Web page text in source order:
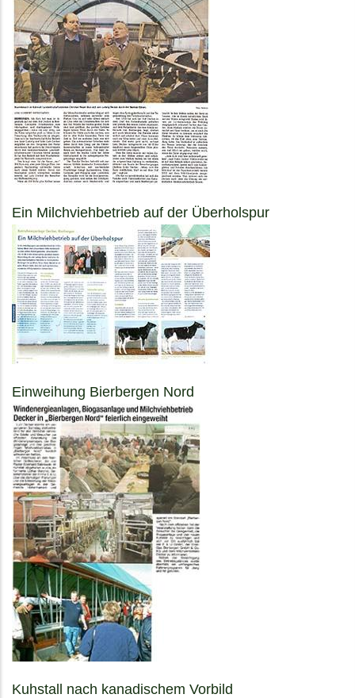
Ein Milchviehbetrieb auf der Überholspur
Einweihung Bierbergen Nord
Kuhstall nach kanadischem Vorbild